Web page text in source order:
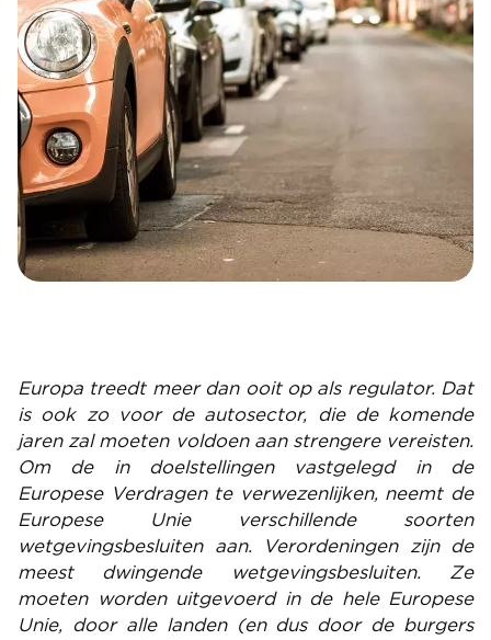
Europa treedt meer dan ooit op als regulator. Dat
is ook zo voor de autosector, die de komende
jaren zal moeten voldoen aan strengere vereisten.
Om de in doelstellingen vastgelegd in de
Europese Verdragen te verwezenlijken, neemt de
Europese Unie verschillende soorten
wetgevingsbesluiten aan. Verordeningen zijn de
meest dwingende wetgevingsbesluiten. Ze
moeten worden uitgevoerd in de hele Europese
Unie, door alle landen (en dus door de burgers